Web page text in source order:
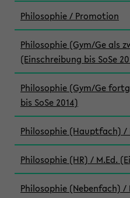
Philosophie / Promotion
Philosophie (Gym/Ge als
(Einschreibung bis SoSe
Philosophie (Gym/Ge
bis SoSe 2014)
Philosophie (Hauptfach) /
Philosophie (HR) / M.Ed.
Philosophie (Nebenfach) /